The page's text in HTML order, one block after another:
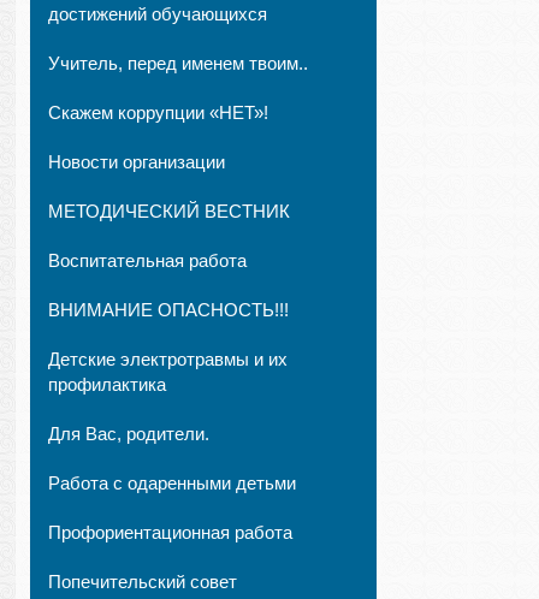
достижений обучающихся
Учитель, перед именем твоим..
Скажем коррупции «НЕТ»!
Новости организации
МЕТОДИЧЕСКИЙ ВЕСТНИК
Воспитательная работа
ВНИМАНИЕ ОПАСНОСТЬ!!!
Детские электротравмы и их
профилактика
Для Вас, родители.
Работа с одаренными детьми
Профориентационная работа
Попечительский совет